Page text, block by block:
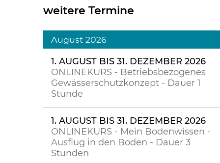
weitere Termine
August 2026
1. AUGUST BIS 31. DEZEMBER 2026
ONLINEKURS - Betriebsbezogenes
Gewässerschutzkonzept - Dauer 1
Stunde
1. AUGUST BIS 31. DEZEMBER 2026
ONLINEKURS - Mein Bodenwissen -
Ausflug in den Boden - Dauer 3
Stunden